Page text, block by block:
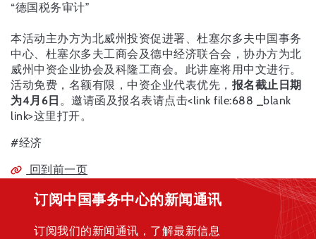
“德国税务审计”
本活动主办方为北威州投资促进署、杜塞尔多夫中国事务
中心、杜塞尔多夫工商会及德中经济联合会，协办方为北
威州中资企业协会及科隆工商会。此讲座将用中文进行。
活动免费，名额有限，中资企业代表优先， 报名截止日期
为4月6日 。邀请函及报名表请点击<link file:688 _blank
link>这里打开。
#经济
回到前一页
订阅中国事务中心的新闻通讯
订阅我们的新闻通讯，了解最新信息